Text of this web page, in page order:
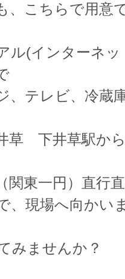
、こちらで用意
ル(インターネッ
、テレビ、冷蔵
草 下井草駅か
関東一円）直行
、現場へ向かい
みませんか？